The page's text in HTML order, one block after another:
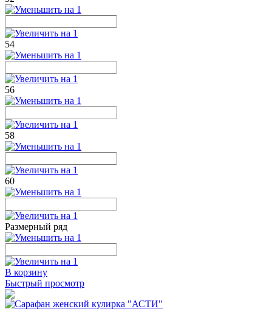
54
56
58
60
Размерный ряд
В корзину
Быстрый просмотр